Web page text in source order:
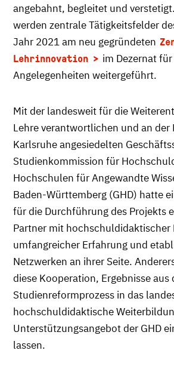
angebahnt, begleitet und
werden zentrale Tätigkeitsfelder
Jahr 2021 am neu gegründeten
Lehrinnovation
im Dezernat
Angelegenheiten weitergeführt.
Mit der landesweit für die
Lehre verantwortlichen und an der
Karlsruhe angesiedelten
Studienkommission für
Hochschulen für Angewandte
Baden-Württemberg (GHD) hatte
für die Durchführung des Projekts
Partner mit hochschuldidaktischer
umfangreicher Erfahrung und
Netzwerken an ihrer Seite.
diese Kooperation, Ergebnisse aus
Studienreformprozess in das
hochschuldidaktische
Unterstützungsangebot der GHD
lassen.